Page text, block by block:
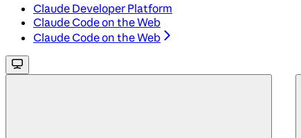
Claude Developer Platform
Claude Code on the Web
Claude Code on the Web